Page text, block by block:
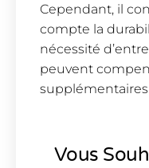
Cependant, il
compte la
nécessité
peuvent
Vous